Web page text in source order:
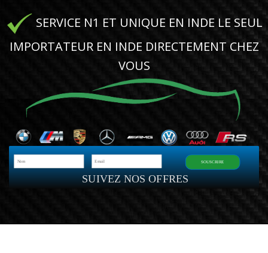
SERVICE N1 ET UNIQUE EN INDE LE SEUL
IMPORTATEUR EN INDE DIRECTEMENT CHEZ
VOUS
SUIVEZ NOS OFFRES
SOUSCRIRE